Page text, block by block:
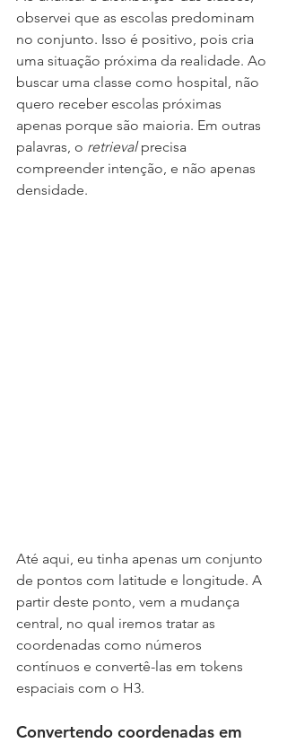
observei que as escolas predominam
no conjunto. Isso é positivo, pois cria
uma situação próxima da realidade. Ao
buscar uma classe como hospital, não
quero receber escolas próximas
apenas porque são maioria. Em outras
palavras, o retrieval precisa
compreender intenção, e não apenas
densidade.
Até aqui, eu tinha apenas um conjunto
de pontos com latitude e longitude. A
partir deste ponto, vem a mudança
central, no qual iremos tratar as
coordenadas como números
contínuos e convertê-las em tokens
espaciais com o H3.
Convertendo coordenadas em